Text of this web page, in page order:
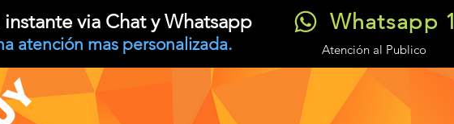
instante via Chat y Whatsapp
atención mas personalizada.
Whatsapp 1
Atención al Publico